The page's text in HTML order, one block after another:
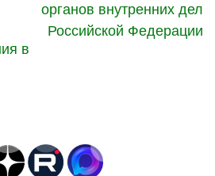
в
органов внутренних дел
Российской Федерации